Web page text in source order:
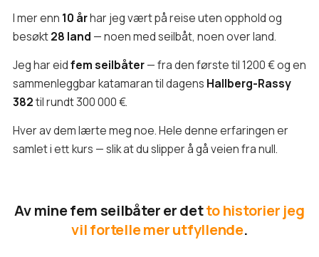
I mer enn 10 århar jeg vært på reise uten opphold og
besøkt28 land — noen med seilbåt, noen over land.
Jeg har eidfem seilbåter— fra den første til 1200 € og en
sammenleggbar katamaran til dagens Hallberg-Rassy
382til rundt 300 000 €.
Hver av dem lærte meg noe. Hele denne erfaringen er
samlet i ett kurs — slik at du slipper å gå veien fra null.
Av mine fem seilbåter er detto historier jeg
vil fortelle mer utfyllende.